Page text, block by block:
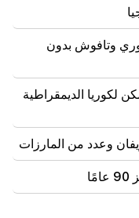
وتافوش بدون
لكوريا الديمقراطية
وعدد من المارزات